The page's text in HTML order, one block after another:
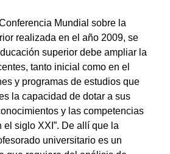
Mundial sobre la
realizada en el año 2009, se
superior debe ampliar la
tanto inicial como en el
y programas de estudios que
la capacidad de dotar a sus
y las competencias
el siglo XXI”. De allí que la
universitario es un